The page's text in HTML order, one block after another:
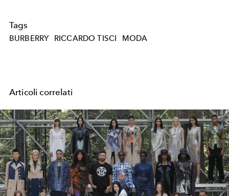
Tags
BURBERRY RICCARDO TISCI MODA
Articoli correlati